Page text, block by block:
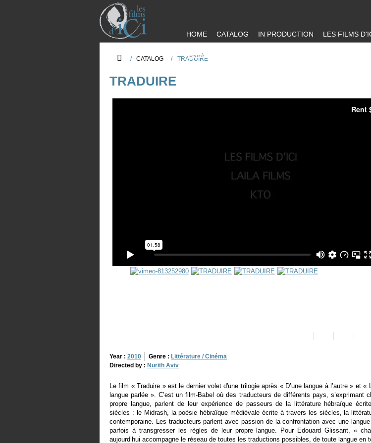
HOME CATALOG IN PRODUCTION LES FILMS
/ CATALOG / TRADUIRE
TRADUIRE
Year : 2010 Genre : Littérature / Cinéma
Directed by : Nurith Aviv
Le film « Traduire » est le dernier volet d'une trilogie après « D’une langue à l’autre » et «
langue parlée ». C’est un film-Babel où des traducteurs de différents pays, s’exprimant
propre langue, parlent de leur expérience de passeurs de la littérature hébraïque
siècles : le Midrash, la poésie hébraïque médiévale écrite à travers les siècles, la
contemporaine. Les traducteurs parlent avec passion de la confrontation avec une
parfois à transgresser les règles de leur propre langue. Pour Edouard Glissant, «
aujourd’hui accompagne le réseau de toutes les traductions possibles, de toute langue en